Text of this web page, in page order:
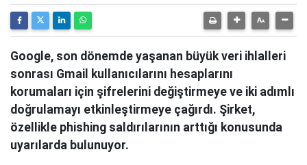
Google, son dönemde yaşanan büyük veri ihlalleri
sonrası Gmail kullanıcılarını hesaplarını
korumaları için şifrelerini değiştirmeye ve iki adımlı
doğrulamayı etkinleştirmeye çağırdı. Şirket,
özellikle phishing saldırılarının arttığı konusunda
uyarılarda bulunuyor.